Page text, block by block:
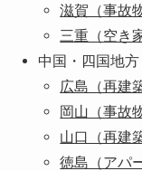
滋賀（事故
三重（空き
中国・四国地方
広島（再建
岡山（事故
山口（再建
徳島（アパ